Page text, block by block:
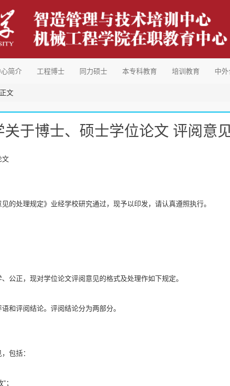
心简介 工程博士 同力硕士 本专科教育 培训教育 中
正文
于博士、硕士学位论文 评阅意
文
的处理规定》业经学校研究通过，现予以印发，请认真遵照执行。
公正，现对学位论文评阅意见的格式及处理作如下规定。
和评阅结论。评阅结论分为两部分。
包括：
；